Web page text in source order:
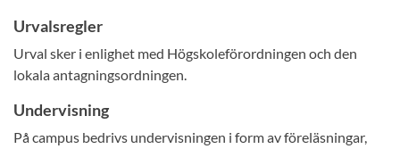
Urvalsregler
Urval sker i enlighet med Högskoleförordningen och den
lokala antagningsordningen.
Undervisning
På campus bedrivs undervisningen i form av föreläsningar,